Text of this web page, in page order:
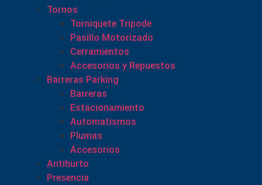
Tornos
Torniquete Tripode
Pasillo Motorizado
Cerramientos
Accesorios y Repuestos
Barreras Parking
Barreras
Estacionamiento
Automatismos
Plumas
Accesorios
Antihurto
Presencia